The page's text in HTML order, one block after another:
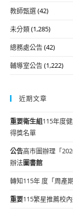
教師甄選(42)
未分類(1,285)
總務處公告(42)
輔導室公告(1,222)
近期文章
重要衛生組115年度
得獎名單
公告高市圖辦理「
辦法圖書館
轉知115年 度「周產
重要115繁星推薦校